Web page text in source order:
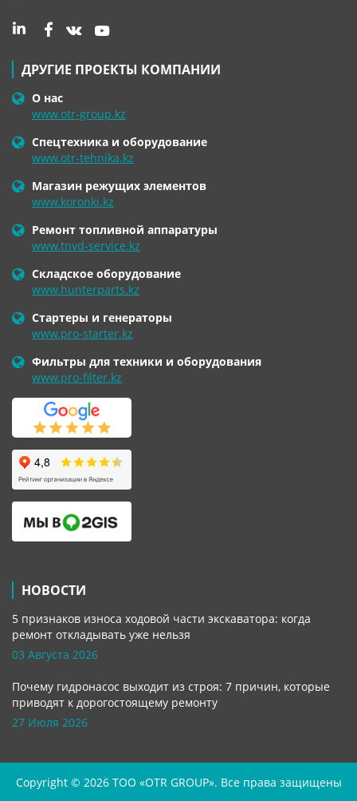
ДРУГИЕ ПРОЕКТЫ КОМПАНИИ
О нас
www.otr-group.kz
Спецтехника и оборудование
www.otr-tehnika.kz
Магазин режущих элементов
www.koronki.kz
Ремонт топливной аппаратуры
www.tnvd-service.kz
Складское оборудование
www.hunterparts.kz
Стартеры и генераторы
www.pro-starter.kz
Фильтры для техники и оборудования
www.pro-filter.kz
НОВОСТИ
5 признаков износа ходовой части экскаватора: когда
ремонт откладывать уже нельзя
03 Августа 2026
Почему гидронасос выходит из строя: 7 причин, которые
приводят к дорогостоящему ремонту
27 Июля 2026
Copyright © 2026 TOO «OTR GROUP». Все права защищены